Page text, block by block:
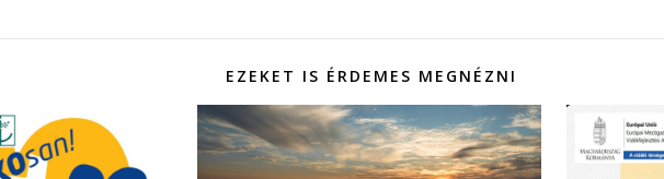
EZEKET IS ÉRDEMES MEGNÉZNI